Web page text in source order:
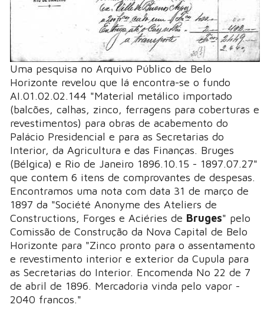
Uma pesquisa no Arquivo Público de Belo
Horizonte revelou que lá encontra-se o fundo
AI.01.02.02.144 "Material metálico importado
(balcões, calhas, zinco, ferragens para coberturas e
revestimentos) para obras de acabemento do
Palácio Presidencial e para as Secretarias do
Interior, da Agricultura e das Finanças. Bruges
(Bélgica) e Rio de Janeiro 1896.10.15 - 1897.07.27"
que contem 6 itens de comprovantes de despesas.
Encontramos uma nota com data 31 de março de
1897 da "Société Anonyme des Ateliers de
Constructions, Forges e Aciéries de Bruges" pelo
Comissão de Construção da Nova Capital de Belo
Horizonte para "Zinco pronto para o assentamento
e revestimento interior e exterior da Cupula para
as Secretarias do Interior. Encomenda No 22 de 7
de abril de 1896. Mercadoria vinda pelo vapor -
2040 francos."